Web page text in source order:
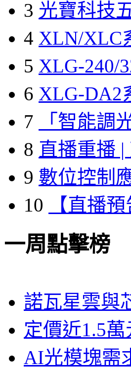
3 光寶科技
4 XLN/XLC
5 XLG-240/
6 XLG-DA2
7
「智能調
8 直播重播
9 數位控制
10
【直播
一周點擊榜
諾瓦星雲與
定價近1.5
AI光模塊需